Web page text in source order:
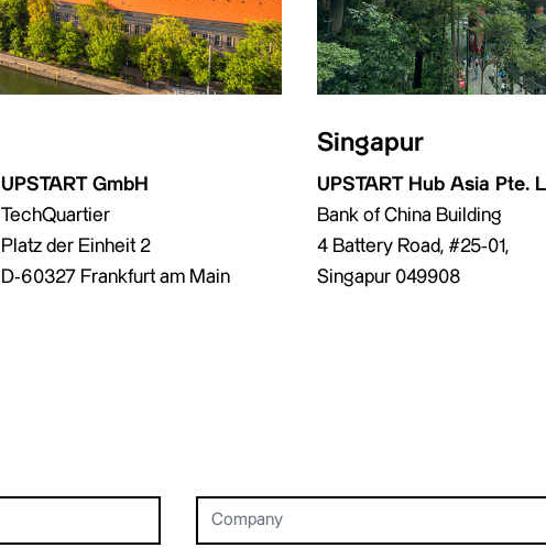
UPSTART GmbH
TechQuartier
Platz der Einheit 2
D-60327 Frankfurt am Main
Singapur
UPSTART Hub Asia Pte.
Bank of China Building
4 Battery Road, #25-01,
Singapur 049908